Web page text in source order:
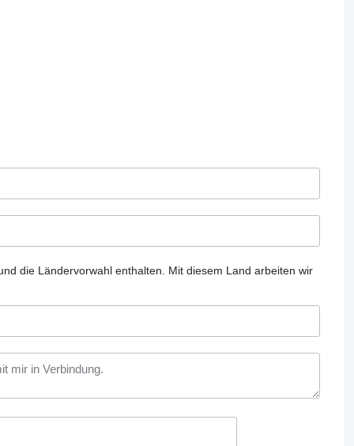
die Ländervorwahl enthalten.
Mit diesem Land arbeiten wir